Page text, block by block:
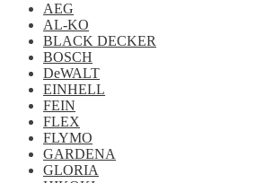
AEG
AL-KO
BLACK DECKER
BOSCH
DeWALT
EINHELL
FEIN
FLEX
FLYMO
GARDENA
GLORIA